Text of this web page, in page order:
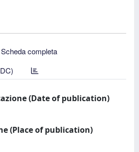
Scheda completa
(Date of publication)
(Place of publication)